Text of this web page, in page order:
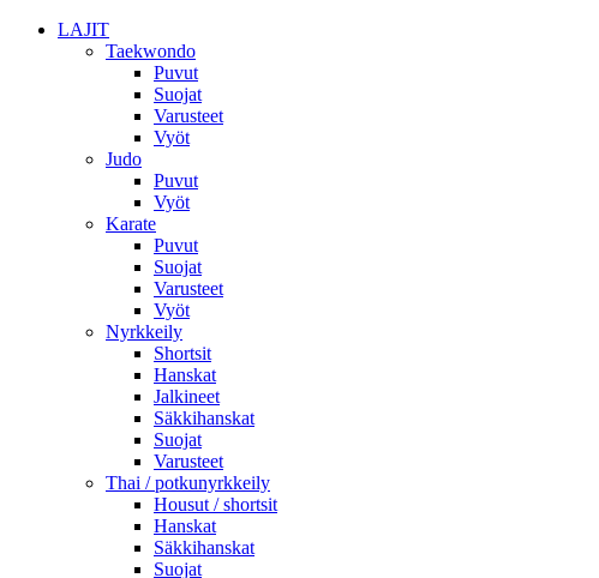
LAJIT
Taekwondo
Puvut
Suojat
Varusteet
Vyöt
Judo
Puvut
Vyöt
Karate
Puvut
Suojat
Varusteet
Vyöt
Nyrkkeily
Shortsit
Hanskat
Jalkineet
Säkkihanskat
Suojat
Varusteet
Thai / potkunyrkkeily
Housut / shortsit
Hanskat
Säkkihanskat
Suojat